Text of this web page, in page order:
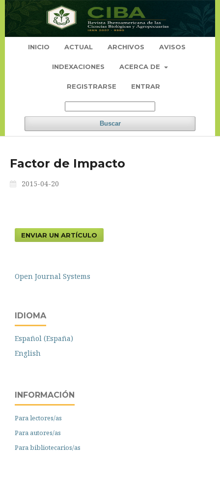
INICIO ACTUAL ARCHIVOS AVISOS
INDEXACIONES ACERCA DE
REGISTRARSE ENTRAR
Buscar
Factor de Impacto
2015-04-20
ENVIAR UN ARTÍCULO
Open Journal Systems
IDIOMA
Español (España)
English
INFORMACIÓN
Para lectores/as
Para autores/as
Para bibliotecarios/as